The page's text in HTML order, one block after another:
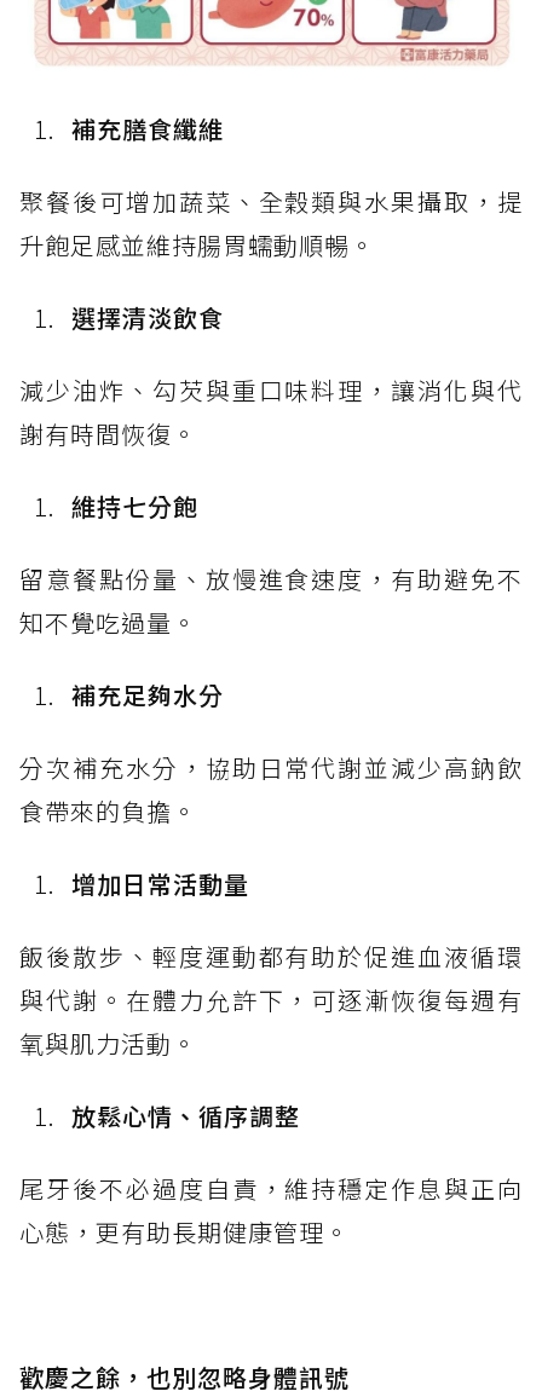
補充膳食纖維
聚餐後可增加蔬菜、全穀類與水果攝取，提
升飽足感並維持腸胃蠕動順暢。
選擇清淡飲食
減少油炸、勾芡與重口味料理，讓消化與代
謝有時間恢復。
維持七分飽
留意餐點份量、放慢進食速度，有助避免不
知不覺吃過量。
補充足夠水分
分次補充水分，協助日常代謝並減少高鈉飲
食帶來的負擔。
增加日常活動量
飯後散步、輕度運動都有助於促進血液循環
與代謝。在體力允許下，可逐漸恢復每週有
氧與肌力活動。
放鬆心情、循序調整
尾牙後不必過度自責，維持穩定作息與正向
心態，更有助長期健康管理。
歡慶之餘，也別忽略身體訊號